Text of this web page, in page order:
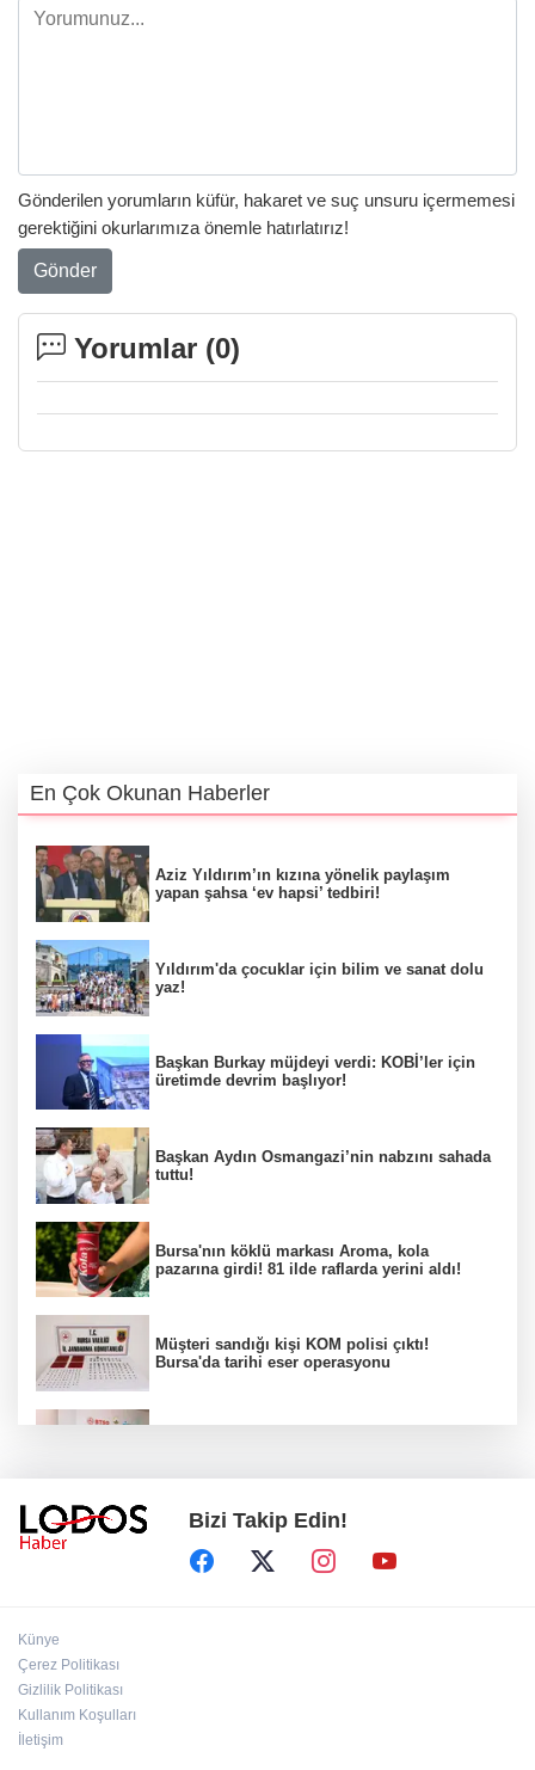
Gönderilen yorumların küfür, hakaret ve suç unsuru içermemesi
gerektiğini okurlarımıza önemle hatırlatırız!
Gönder
Yorumlar (0)
En Çok Okunan Haberler
Aziz Yıldırım’ın kızına yönelik paylaşım
yapan şahsa ‘ev hapsi’ tedbiri!
Yıldırım'da çocuklar için bilim ve sanat dolu
yaz!
Başkan Burkay müjdeyi verdi: KOBİ’ler için
üretimde devrim başlıyor!
Başkan Aydın Osmangazi’nin nabzını sahada
tuttu!
Bursa'nın köklü markası Aroma, kola
pazarına girdi! 81 ilde raflarda yerini aldı!
Müşteri sandığı kişi KOM polisi çıktı!
Bursa'da tarihi eser operasyonu
Yıldırım Belediyesi'nden uluslararası
geleceğe taşınacak!
Bizi Takip Edin!
Künye
Çerez Politikası
Gizlilik Politikası
Kullanım Koşulları
İletişim